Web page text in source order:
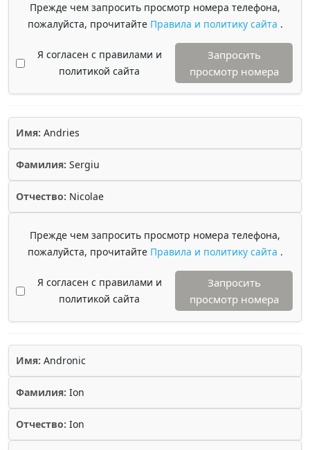
Прежде чем запросить просмотр номера телефона,
пожалуйста, прочитайте Правила и политику сайта .
Я согласен с правилами и
политикой сайта
Запросить
просмотр номера
Имя: Andries
Фамилия: Sergiu
Отчество: Nicolae
Прежде чем запросить просмотр номера телефона,
пожалуйста, прочитайте Правила и политику сайта .
Я согласен с правилами и
политикой сайта
Запросить
просмотр номера
Имя: Andronic
Фамилия: Ion
Отчество: Ion